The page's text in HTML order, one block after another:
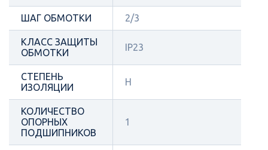
ШАГ ОБМОТКИ 2/3
КЛАСС ЗАЩИТЫ
ОБМОТКИ
IP23
СТЕПЕНЬ
ИЗОЛЯЦИИ
H
КОЛИЧЕСТВО
ОПОРНЫХ
ПОДШИПНИКОВ
1